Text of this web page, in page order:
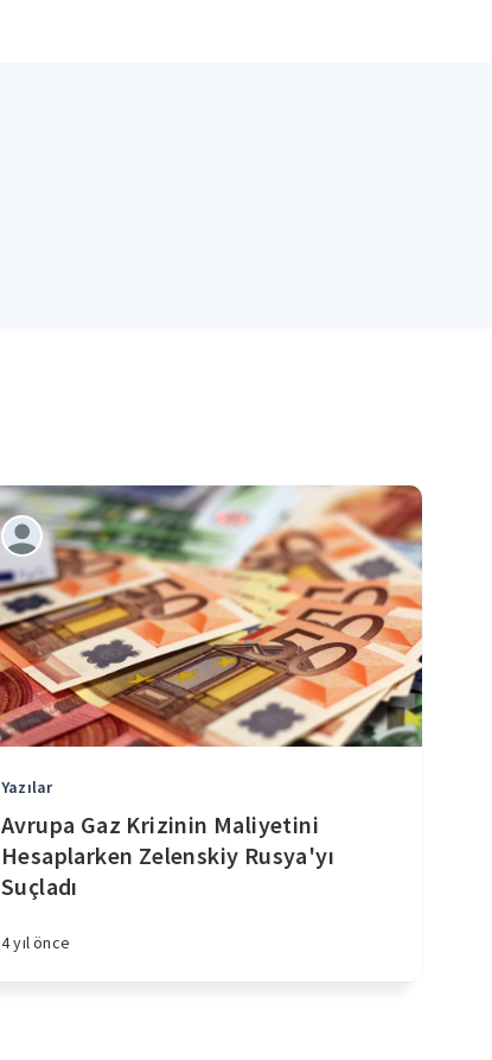
Yazılar
Avrupa Gaz Krizinin Maliyetini
Hesaplarken Zelenskiy Rusya'yı
Suçladı
4 yıl önce